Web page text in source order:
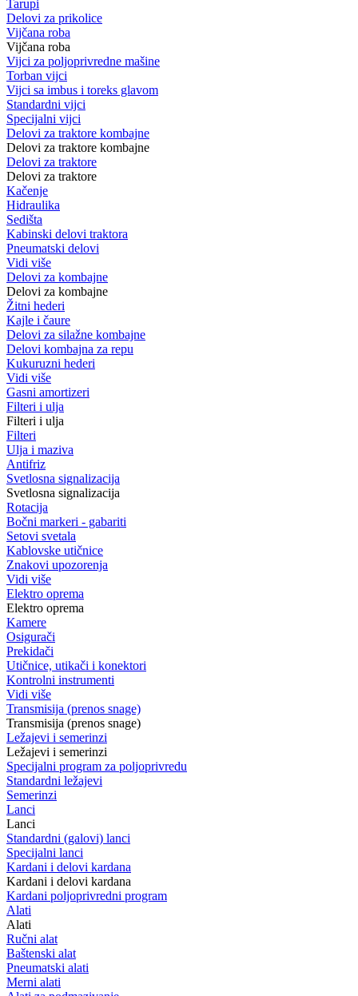
Tarupi
Delovi za prikolice
Vijčana roba
Vijčana roba
Vijci za poljoprivredne mašine
Torban vijci
Vijci sa imbus i toreks glavom
Standardni vijci
Specijalni vijci
Delovi za traktore kombajne
Delovi za traktore kombajne
Delovi za traktore
Delovi za traktore
Kačenje
Hidraulika
Sedišta
Kabinski delovi traktora
Pneumatski delovi
Vidi više
Delovi za kombajne
Delovi za kombajne
Žitni hederi
Kajle i čaure
Delovi za silažne kombajne
Delovi kombajna za repu
Kukuruzni hederi
Vidi više
Gasni amortizeri
Filteri i ulja
Filteri i ulja
Filteri
Ulja i maziva
Antifriz
Svetlosna signalizacija
Svetlosna signalizacija
Rotacija
Bočni markeri - gabariti
Setovi svetala
Kablovske utičnice
Znakovi upozorenja
Vidi više
Elektro oprema
Elektro oprema
Kamere
Osigurači
Prekidači
Utičnice, utikači i konektori
Kontrolni instrumenti
Vidi više
Transmisija (prenos snage)
Transmisija (prenos snage)
Ležajevi i semerinzi
Ležajevi i semerinzi
Specijalni program za poljoprivredu
Standardni ležajevi
Semerinzi
Lanci
Lanci
Standardni (galovi) lanci
Specijalni lanci
Kardani i delovi kardana
Kardani i delovi kardana
Kardani poljoprivredni program
Alati
Alati
Ručni alat
Baštenski alat
Pneumatski alati
Merni alati